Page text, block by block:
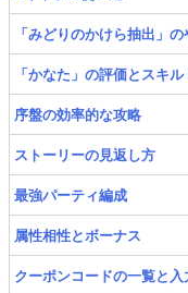
「みどりのかけら抽出」
「かなた」の評価とスキ
序盤の効率的な攻略
ストーリーの見返し方
最強パーティ編成
属性相性とボーナス
クーポンコードの一覧と入